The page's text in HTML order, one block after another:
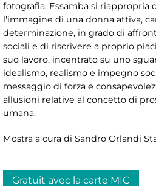
fotografia, Essamba si riappropria
l'immagine di una donna attiva,
determinazione, in grado di
sociali e di riscrivere a proprio
suo lavoro, incentrato su uno
idealismo, realismo e impegno
messaggio di forza e
allusioni relative al concetto di
umana.
Mostra a cura di Sandro Orlandi
Gratuit avec la carte MIC